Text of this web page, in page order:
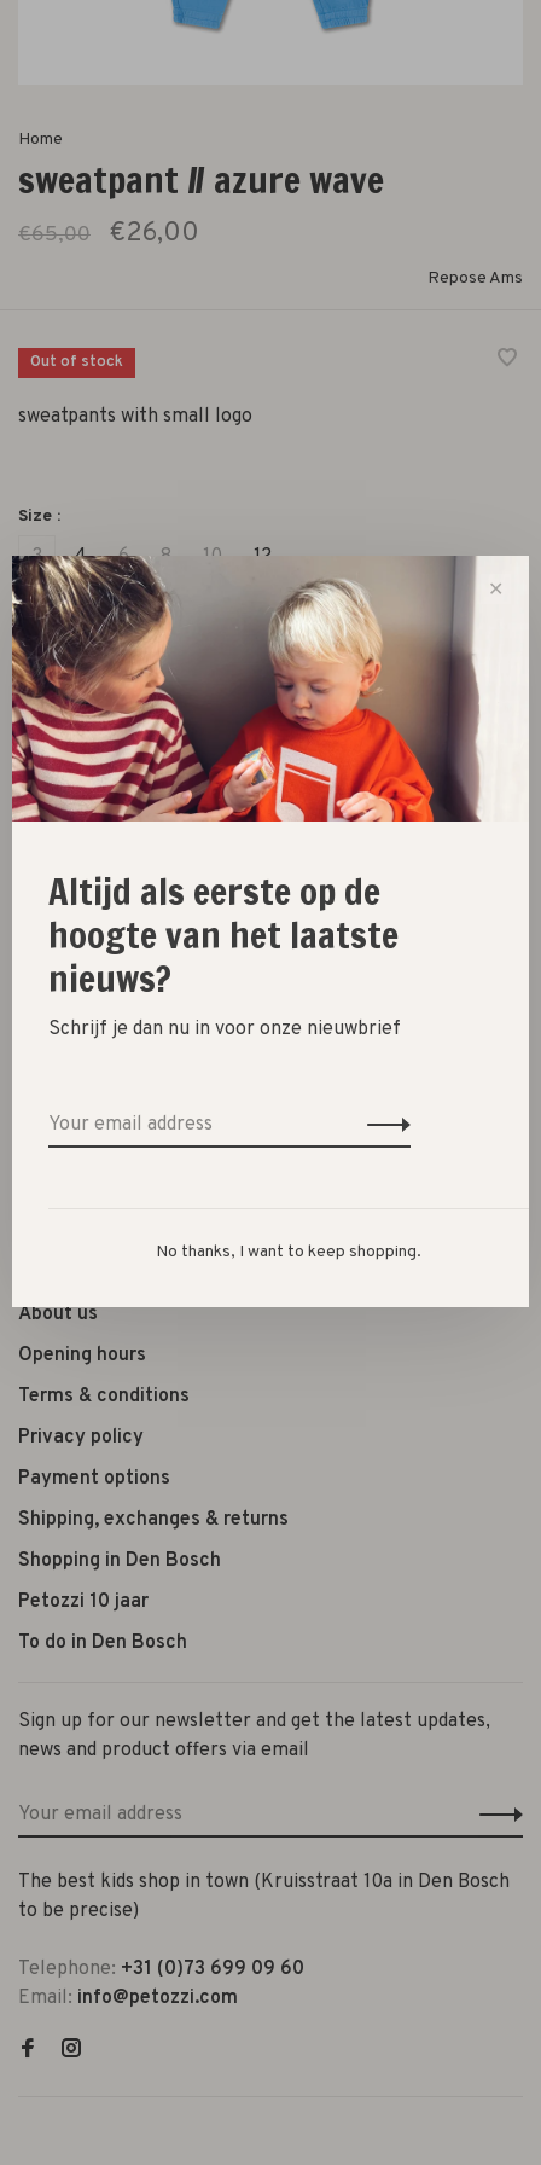
Home
sweatpant // azure wave
€65,00 €26,00
Repose Ams
Out of stock
sweatpants with small logo
Size :
3 4 6 8 10 12
Out of stock
Size guide
Share this product: Facebook Twitter Pinterest
New
SALE 30%
SALE 60%
Shoes
Presents
About us
Opening hours
Terms & conditions
Privacy policy
Payment options
Shipping, exchanges & returns
Shopping in Den Bosch
Petozzi 10 jaar
To do in Den Bosch
Sign up for our newsletter and get the latest updates,
news and product offers via email
The best kids shop in town (Kruisstraat 10a in Den Bosch
to be precise)
Telephone: +31 (0)73 699 09 60
Email: info@petozzi.com
✕
Altijd als eerste op de
hoogte van het laatste
nieuws?
Schrijf je dan nu in voor onze nieuwbrief
No thanks, I want to keep shopping.